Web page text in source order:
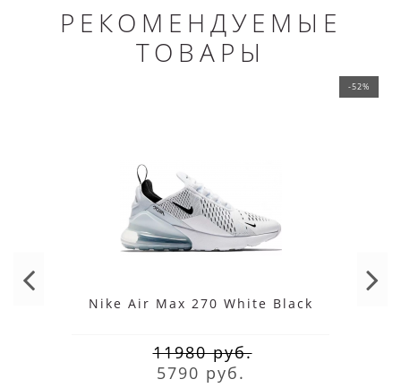
РЕКОМЕНДУЕМЫЕ
ТОВАРЫ
-52%
Nike Air Max 270 White Black
11980 руб.
5790 руб.